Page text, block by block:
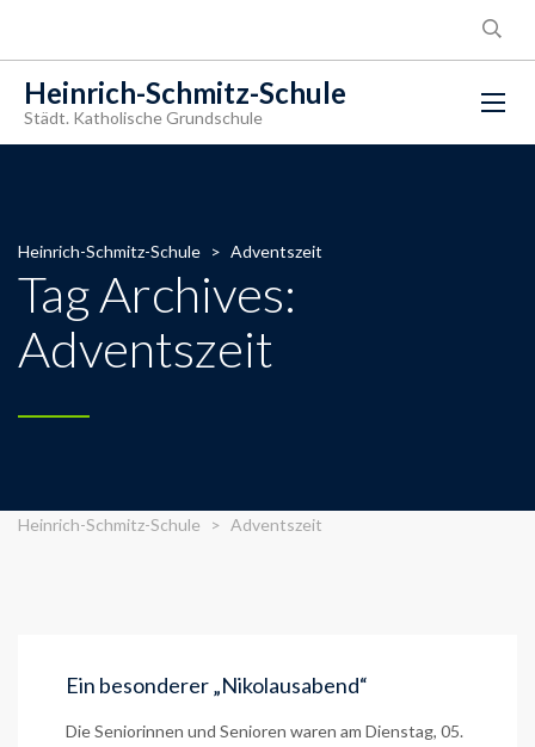
Heinrich-Schmitz-Schule
Städt. Katholische Grundschule
Heinrich-Schmitz-Schule > Adventszeit
Tag Archives:
Adventszeit
Heinrich-Schmitz-Schule > Adventszeit
Ein besonderer „Nikolausabend“
Die Seniorinnen und Senioren waren am Dienstag, 05.